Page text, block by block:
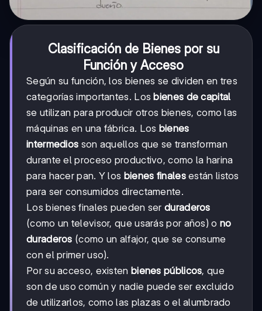
Clasificación de Bienes por su
Función y Acceso
Según su función, los bienes se dividen en tres
categorías importantes. Losbienes de capital
se utilizan para producir otros bienes, como las
máquinas en una fábrica. Los bienes
intermedios son aquellos que se transforman
durante el proceso productivo, como la harina
para hacer pan. Y los bienes finalesestán listos
para ser consumidos directamente.
Los bienes finales pueden ser duraderos
(como un televisor, que usarás por años) o no
duraderos (como un alfajor, que se consume
con el primer uso).
Por su acceso, existen bienes públicos, que
son de uso común y nadie puede ser excluido
de utilizarlos, como las plazas o el alumbrado